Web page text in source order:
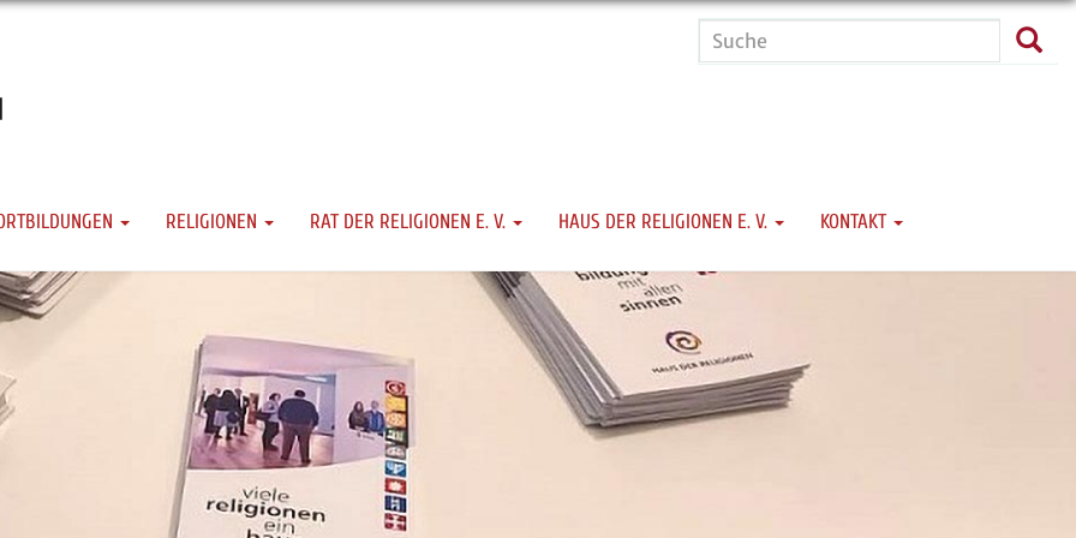
Suche
RELIGIONEN RAT DER RELIGIONEN E. V. HAUS DER RELIGIONEN E. V. KONTAKT